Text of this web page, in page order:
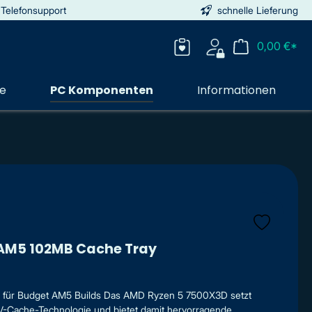
schnelle Lieferung
0,00 €*
PC Komponenten Informationen
102MB Cache Tray
Budget AM5 Builds Das AMD Ryzen 5 7500X3D setzt
Technologie und bietet damit hervorragende